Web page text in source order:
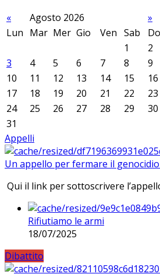
« Agosto 2026
»
Lun Mar Mer Gio Ven Sab
1
2
3
4 5 6 7 8
9
10
11 12 13 14 15
16
17
18 19 20 21 22
23
24
25 26 27 28 29
30
31
Appelli
Un appello per fermare il
Qui il link per sottoscrivere
Rifiutiamo le armi
18/07/2025
Dibattito